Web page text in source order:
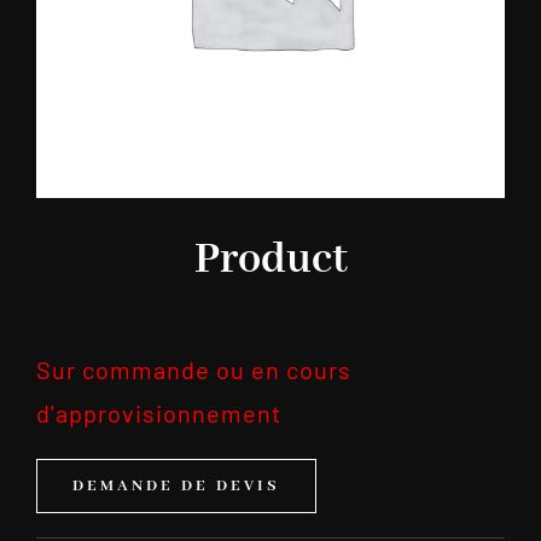
Product
Sur commande ou en cours
d'approvisionnement
DEMANDE DE DEVIS